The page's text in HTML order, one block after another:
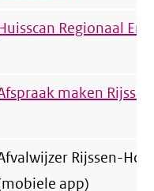
Regionaal
maken
Rijssen-
app)